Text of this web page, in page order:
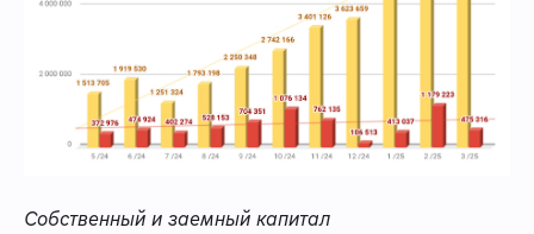
Собственный и заемный капитал